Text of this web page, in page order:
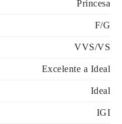
Princesa
F/G
VVS/VS
Excelente a Ideal
Ideal
IGI